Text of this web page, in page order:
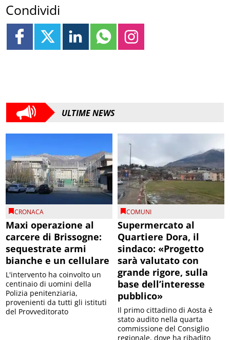
Condividi
ULTIME NEWS
CRONACA
Maxi operazione al
carcere di Brissogne:
sequestrate armi
bianche e un cellulare
L'intervento ha coinvolto un
centinaio di uomini della
Polizia penitenziaria,
provenienti da tutti gli istituti
del Provveditorato
COMUNI
Supermercato al
Quartiere Dora, il
sindaco: «Progetto
sarà valutato con
grande rigore, sulla
base dell’interesse
pubblico»
Il primo cittadino di Aosta è
stato audito nella quarta
commissione del Consiglio
regionale, dove ha ribadito